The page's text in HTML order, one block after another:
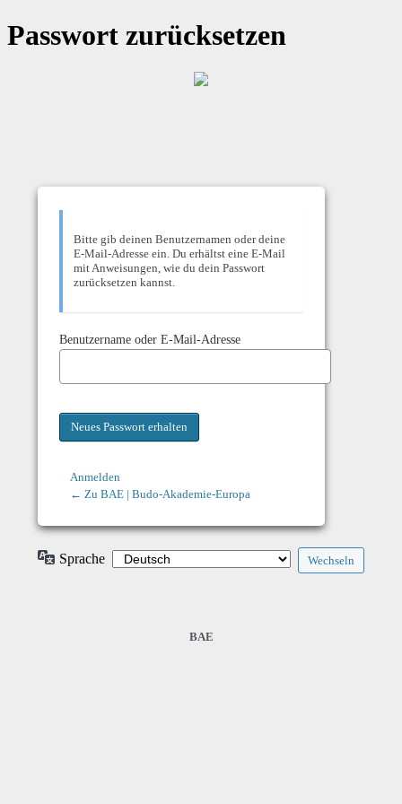
Passwort zurücksetzen
Bitte gib deinen Benutzernamen oder deine
E-Mail-Adresse ein. Du erhältst eine E-Mail
mit Anweisungen, wie du dein Passwort
zurücksetzen kannst.
Benutzername oder E-Mail-Adresse
Anmelden
← Zu BAE | Budo-Akademie-Europa
Sprache
BAE